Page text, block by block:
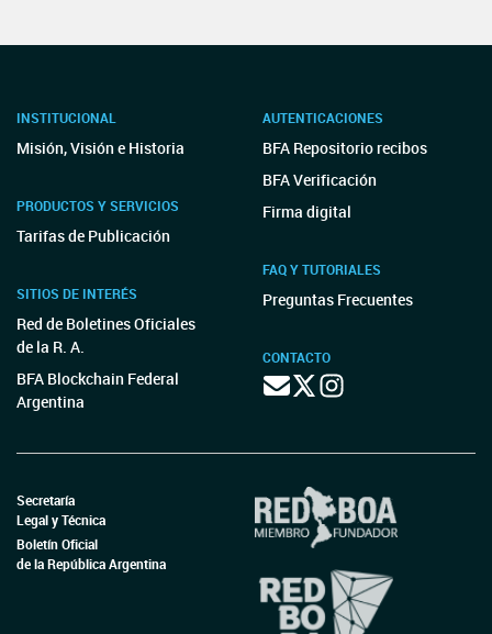
INSTITUCIONAL
Misión, Visión e Historia
PRODUCTOS Y SERVICIOS
Tarifas de Publicación
SITIOS DE INTERÉS
Red de Boletines Oficiales
de la R. A.
BFA Blockchain Federal
Argentina
AUTENTICACIONES
BFA Repositorio recibos
BFA Verificación
Firma digital
FAQ Y TUTORIALES
Preguntas Frecuentes
CONTACTO
Secretaría
Legal y Técnica
Boletín Oficial
de la República Argentina